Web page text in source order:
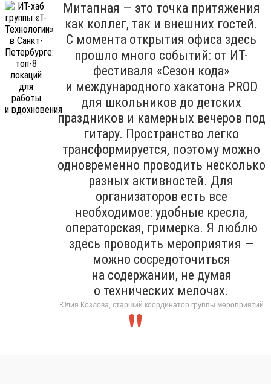
Митапная — это точка притяжения
как коллег, так и внешних гостей.
С момента открытия офиса здесь
прошло много событий: от ИТ-
фестиваля «Сезон кода»
и международного хакатона PROD
для школьников до детских
праздников и камерных вечеров под
гитару. Пространство легко
трансформируется, поэтому можно
одновременно проводить несколько
разных активностей. Для
организаторов есть все
необходимое: удобные кресла,
операторская, гримерка. Я люблю
здесь проводить мероприятия —
можно сосредоточиться
на содержании, не думая
о технических мелочах.
Юлия Козлова, старший координатор группы мероприятий